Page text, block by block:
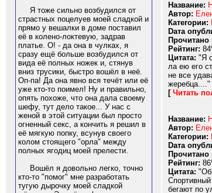
Я тоже сильно возбудился от
страстных поцелуев моей сладкой и
прямо у вешалки в доме поставил
её в колено-локтевую, задрав
платье. О! - да она в чулках, я
сразу ещё больше возбудился от
вида её полных ножек и, стянув
вниз трусики, быстро вошёл в неё.
Оп-па! Да она явно вся течёт или её
уже кто-то поимел! Ну и правильно,
опять похоже, что она дала своему
шефу, тут дело такое... У нас с
женой в этой ситуации был просто
огненный секс, а кончить я решил в
её мягкую попку, всунув своего
колом стоящего "орла" между
полных ягодиц моей прелести.
Вошёл я довольно легко, точно
кто-то "помог" мне разработать
тугую дырочку моей сладкой
Название:
Автор:
Категории:
Dата
Прочитано
Рейтинг:
Цитата: "Я
ла ею его
не все
жеребца...."
[ Читать
Название:
Автор:
Категории:
Dата
Прочитано
Рейтинг:
Цитата:
бегают по